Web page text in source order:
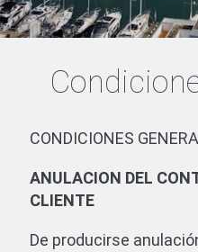
CONDICIONES
ANULACION DEL
CLIENTE
De producirse